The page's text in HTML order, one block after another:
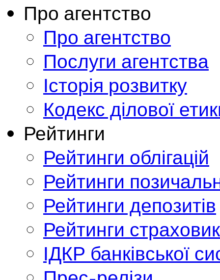
Про агентство
Про агентство
Послуги агентства
Історія розвитку
Кодекс ділової
Рейтинги
Рейтинги облігацій
Рейтинги
Рейтинги депозитів
Рейтинги
ІДКР банківської